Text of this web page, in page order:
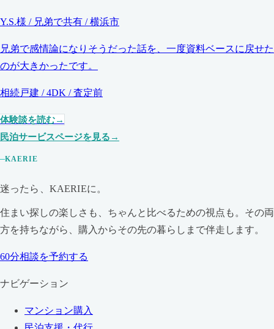
Y.S.様 / 兄弟で共有 / 横浜市
兄弟で感情論になりそうだった話を、一度資料ベースに戻せた
のが大きかったです。
相続戸建 / 4DK / 査定前
体験談を読む
民泊サービスページを見る
KAERIE
迷ったら、KAERIEに。
住まい探しの楽しさも、ちゃんと比べるための視点も。その両
方を持ちながら、購入からその先の暮らしまで伴走します。
60分相談を予約する
ナビゲーション
マンション購入